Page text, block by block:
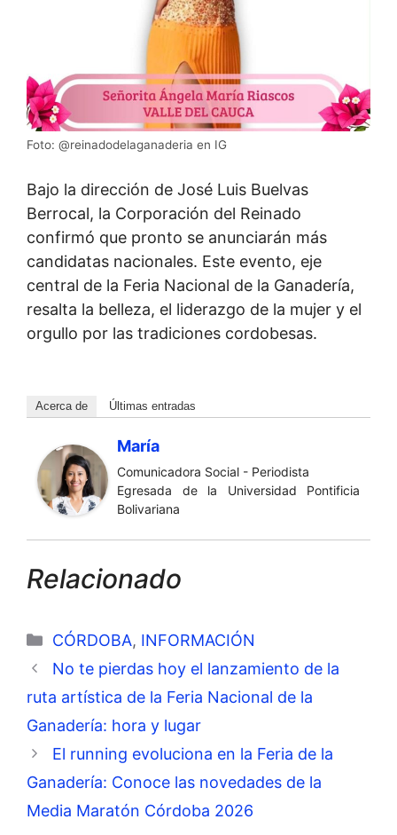
Foto: @reinadodelaganaderia en IG
Bajo la dirección de José Luis Buelvas
Berrocal, la Corporación del Reinado
confirmó que pronto se anunciarán más
candidatas nacionales. Este evento, eje
central de la Feria Nacional de la Ganadería,
resalta la belleza, el liderazgo de la mujer y el
orgullo por las tradiciones cordobesas.
Acerca de Últimas entradas
María
Comunicadora Social - Periodista
Egresada de la Universidad Pontificia
Bolivariana
Relacionado
Categorías
CÓRDOBA, INFORMACIÓN
No te pierdas hoy el lanzamiento de la
ruta artística de la Feria Nacional de la
Ganadería: hora y lugar
El running evoluciona en la Feria de la
Ganadería: Conoce las novedades de la
Media Maratón Córdoba 2026